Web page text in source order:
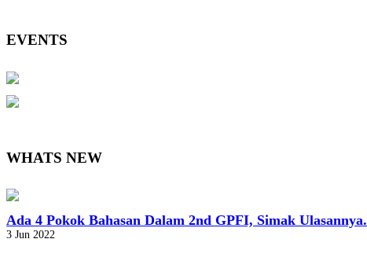
EVENTS
WHATS NEW
Ada 4 Pokok Bahasan Dalam 2nd GPFI, Simak Ulasannya.
3 Jun 2022